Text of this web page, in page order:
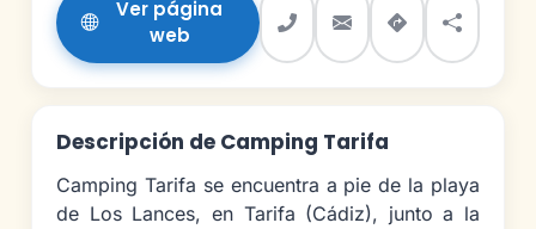
Ver página
web
Descripción de Camping Tarifa
Camping Tarifa se encuentra a pie de la playa
de Los Lances, en Tarifa (Cádiz), junto a la